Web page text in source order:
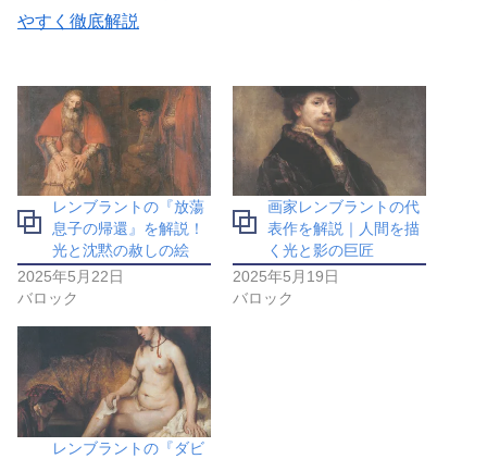
やすく徹底解説
レンブラントの『放蕩
息子の帰還』を解説！
光と沈黙の赦しの絵
2025年5月22日
バロック
画家レンブラントの代
表作を解説｜人間を描
く光と影の巨匠
2025年5月19日
バロック
レンブラントの『ダビ